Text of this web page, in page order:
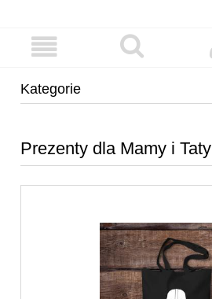
Kategorie
Prezenty dla Mamy i Taty